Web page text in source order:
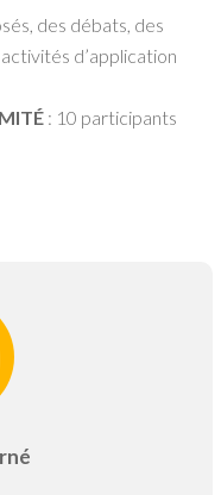
des débats, des
d’application
: 10 participants